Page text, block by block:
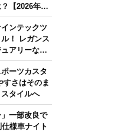
【2026年6
ンテックツ
！ レガンス
アリーな移
ーツカスタ
すさはそのま
タイルへ
」一部改良で
様車ナイト